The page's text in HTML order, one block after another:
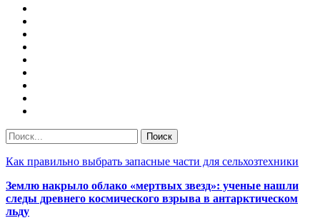
Как правильно выбрать запасные части для сельхозтехники
Землю накрыло облако «мертвых звезд»: ученые нашли
следы древнего космического взрыва в антарктическом
льду